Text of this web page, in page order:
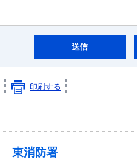
印刷する
東消防署